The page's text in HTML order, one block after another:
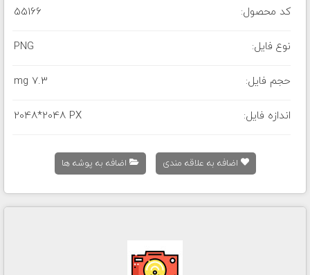
کد محصول: 55166
نوع فایل: PNG
حجم فایل: 7.3 mg
اندازه فایل: 2048*2048 PX
اضافه به علاقه مندی اضافه به پوشه ها